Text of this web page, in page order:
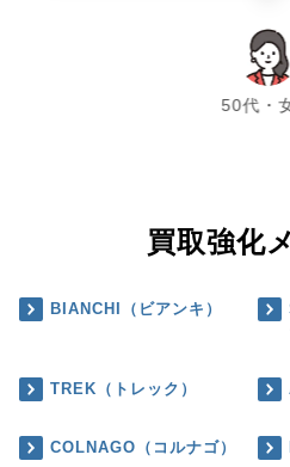
50代・
chevron_left chevron_right
買取強化
BIANCHI（ビアンキ）
TREK（トレック）
COLNAGO（コルナゴ）